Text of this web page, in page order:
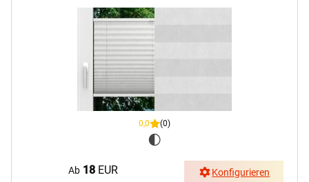
0,0 (0)
Ab 18 EUR Konfigurieren